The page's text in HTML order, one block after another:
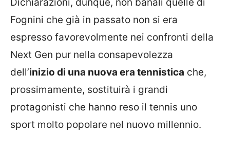
Fognini che già in passato non si era
espresso favorevolmente nei confronti della
Next Gen pur nella consapevolezza
dell’inizio di una nuova era tennistica che,
prossimamente, sostituirà i grandi
protagonisti che hanno reso il tennis uno
sport molto popolare nel nuovo millennio.